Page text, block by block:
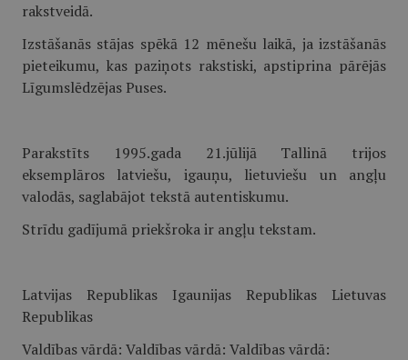
rakstveidā.
Izstāšanās stājas spēkā 12 mēnešu laikā, ja izstāšanās
pieteikumu, kas paziņots rakstiski, apstiprina pārējās
Līgumslēdzējas Puses.
Parakstīts 1995.gada 21.jūlijā Tallinā trijos
eksemplāros latviešu, igauņu, lietuviešu un angļu
valodās, saglabājot tekstā autentiskumu.
Strīdu gadījumā priekšroka ir angļu tekstam.
Latvijas Republikas Igaunijas Republikas Lietuvas
Republikas
Valdības vārdā: Valdības vārdā: Valdības vārdā: